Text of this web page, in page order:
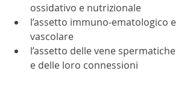
ossidativo e nutrizionale
l’assetto immuno-ematologico e
vascolare
l’assetto delle vene spermatiche
e delle loro connessioni